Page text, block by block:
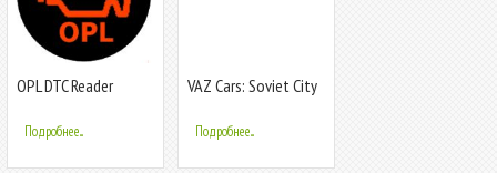
OPL DTC Reader
Подробнее...
VAZ Cars: Soviet City
Подробнее...